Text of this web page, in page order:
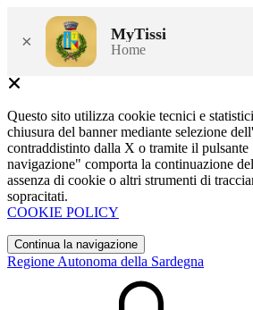
× MyTissi
Home
Questo sito utilizza cookie tecnici e
chiusura del banner mediante selezione
contraddistinto dalla X o tramite il
navigazione" comporta la continuazione
assenza di cookie o altri strumenti di
sopracitati.
COOKIE POLICY
Continua la navigazione
Regione Autonoma della Sardegna